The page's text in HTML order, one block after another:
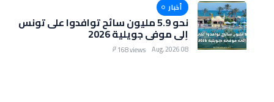
أخبار
نحو 5.9 مليون سائح توافدوا على تونس
إلى موفى جويلية 2026
08 Aug, 2026
168 views